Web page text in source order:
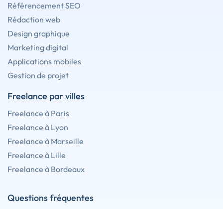
Référencement SEO
Rédaction web
Design graphique
Marketing digital
Applications mobiles
Gestion de projet
Freelance par villes
Freelance à Paris
Freelance à Lyon
Freelance à Marseille
Freelance à Lille
Freelance à Bordeaux
Questions fréquentes